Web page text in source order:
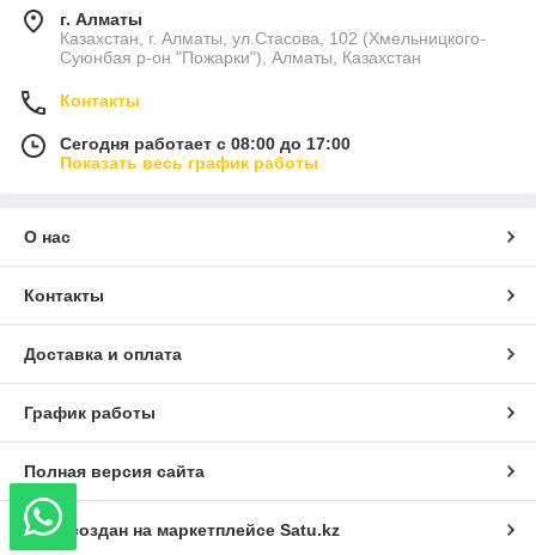
г. Алматы
Казахстан, г. Алматы, ул.Стасова, 102 (Хмельницкого-
Суюнбая р-он "Пожарки"), Алматы, Казахстан
Контакты
Сегодня работает с 08:00 до 17:00
Показать весь график работы
О нас
Контакты
Доставка и оплата
График работы
Полная версия сайта
Сайт создан на маркетплейсе Satu.kz